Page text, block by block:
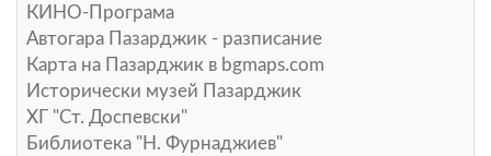
КИНО-Програма
Автогара Пазарджик - разписание
Карта на Пазарджик в bgmaps.com
Исторически музей Пазарджик
ХГ "Ст. Доспевски"
Библиотека "Н. Фурнаджиев"